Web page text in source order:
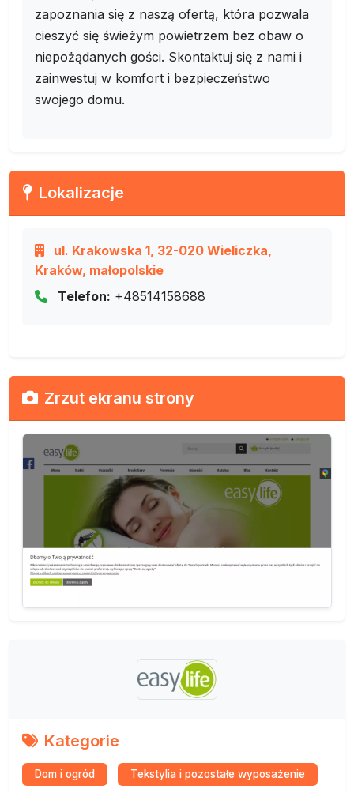
zapoznania się z naszą ofertą, która pozwala
cieszyć się świeżym powietrzem bez obaw o
niepożądanych gości. Skontaktuj się z nami i
zainwestuj w komfort i bezpieczeństwo
swojego domu.
Lokalizacje
ul. Krakowska 1, 32-020 Wieliczka,
Kraków, małopolskie
Telefon: +48514158688
Zrzut ekranu strony
Kategorie
Dom i ogród Tekstylia i pozostałe wyposażenie